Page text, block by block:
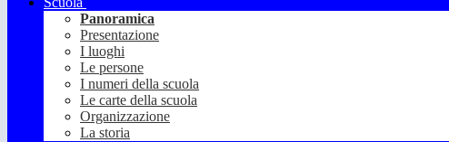
Panoramica
Presentazione
I luoghi
Le persone
I numeri della scuola
Le carte della scuola
Organizzazione
La storia